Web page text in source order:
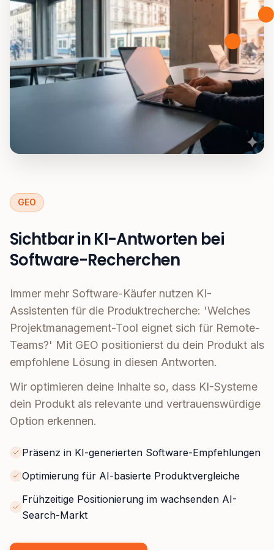
GEO
Sichtbar in KI-Antworten bei
Software-Recherchen
Immer mehr Software-Käufer nutzen KI-
Assistenten für die Produktrecherche: 'Welches
Projektmanagement-Tool eignet sich für Remote-
Teams?' Mit GEO positionierst du dein Produkt als
empfohlene Lösung in diesen Antworten.
Wir optimieren deine Inhalte so, dass KI-Systeme
dein Produkt als relevante und vertrauenswürdige
Option erkennen.
Präsenz in KI-generierten Software-Empfehlungen
Optimierung für AI-basierte Produktvergleiche
Frühzeitige Positionierung im wachsenden AI-
Search-Markt